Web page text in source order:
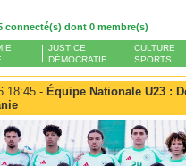
connecté(s) dont 0 membre(s)
JUSTICE
DÉMOCRATIE
CULTURE
SPORTS
18:45 - Équipe Nationale U23 :